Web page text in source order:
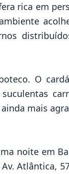
rica em
O
mais
noite em
Atlântica,